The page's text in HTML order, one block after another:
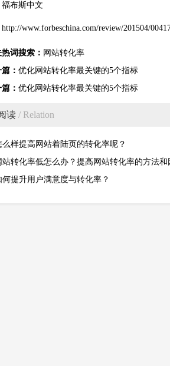
福布斯中文
http://www.forbeschina.com/review/201504/
词搜索： 网站转化率
： 优化网站转化率最关键的5个指标
： 优化网站转化率最关键的5个指标
读 / Relation
么样提高网站着陆页的转化率呢？
站转化率低怎么办？提高网站转化率的方法和
何提升用户满意度与转化率？